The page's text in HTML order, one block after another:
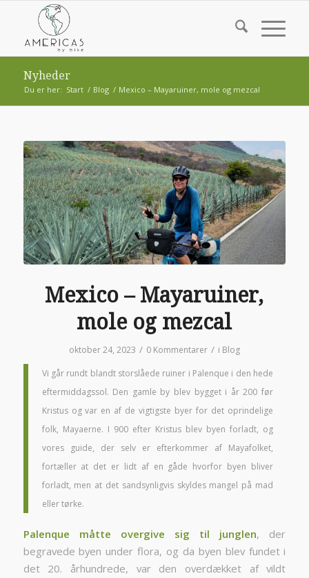
Nyheder
Du er her: Start / Blog / Mexico – Mayaruiner, mole og mezcal
Mexico – Mayaruiner,
mole og mezcal
oktober 24, 2023 / 0 Kommentarer / i Blog
Vi går rundt blandt storslåede ruiner i Palenque i den hede
eftermiddagssol. Den gamle by blev bygget i år 200 før
Kristus og var en af de vigtigste byer for det oprindelige
folk, Mayaerne. I 900 efter Kristus blev byen forladt, og
vores guide, der selv er efterkommer af Mayafolket,
fortæller at det er lidt af en gåde hvorfor byen bliver
forladt, men at det sandsynligvis skyldes mangel på mad
eller tørke.
Palenque måtte overgive sig til junglen, der
begravede byen under flora, og da byen blev fundet i
det 20. århundrede, var den overdækket af vildt